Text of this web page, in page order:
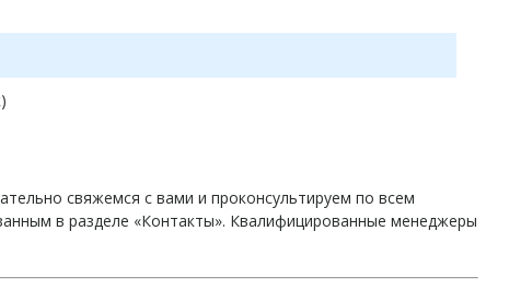
свяжемся с вами и проконсультируем по всем
в разделе «Контакты». Квалифицированные менеджеры